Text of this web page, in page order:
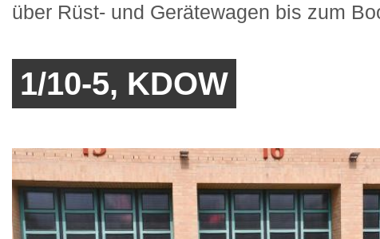
über Rüst- und Gerätewagen bis zum
1/10-5, KDOW